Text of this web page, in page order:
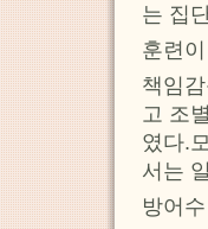
는 집
훈련
책임
고 조
였다.
서는
방어